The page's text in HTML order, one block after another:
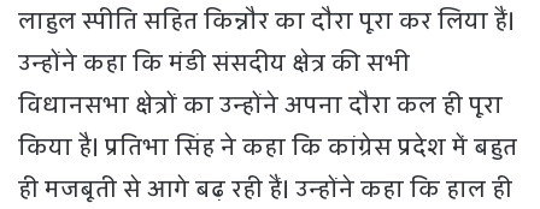
लाहुल स्पीति सहित किन्नौर का दौरा पूरा कर लिया हैं।
उन्होंने कहा कि मंडी संसदीय क्षेत्र की सभी
विधानसभा क्षेत्रों का उन्होंने अपना दौरा कल ही पूरा
किया है। प्रतिभा सिंह ने कहा कि कांग्रेस प्रदेश में बहुत
ही मजबूती से आगे बढ़ रही हैं। उन्होंने कहा कि हाल ही